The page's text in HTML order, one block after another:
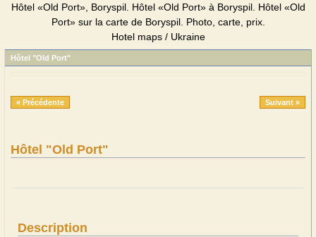
Hôtel «Old Port», Boryspil. Hôtel «Old Port» à Boryspil. Hôtel «Old
Port» sur la carte de Boryspil. Photo, carte, prix.
Hotel maps / Ukraine
Hôtel "Old Port"
« Précédente Suivant »
Hôtel "Old Port"
Description